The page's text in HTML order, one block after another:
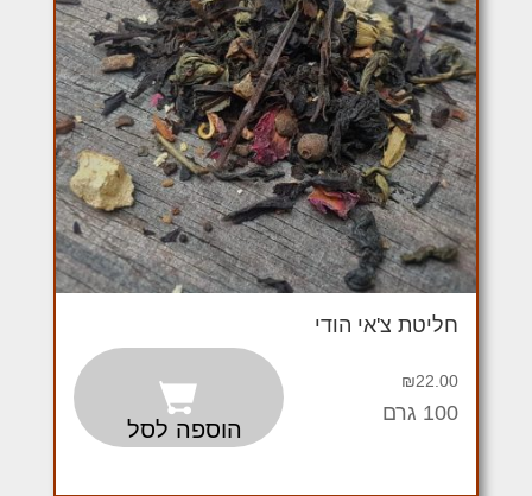
חליטת צ'אי הודי
₪22.00
הוספה לסל
100 גרם